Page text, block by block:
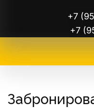
+7
+7